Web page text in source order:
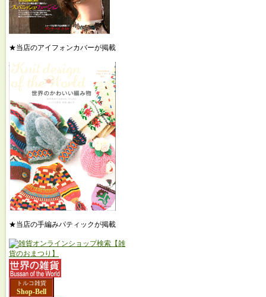
★当店のアイフォンカバーが掲載
★当店の手編みパティックが掲載
トルコ雑貨
Shop-Bell